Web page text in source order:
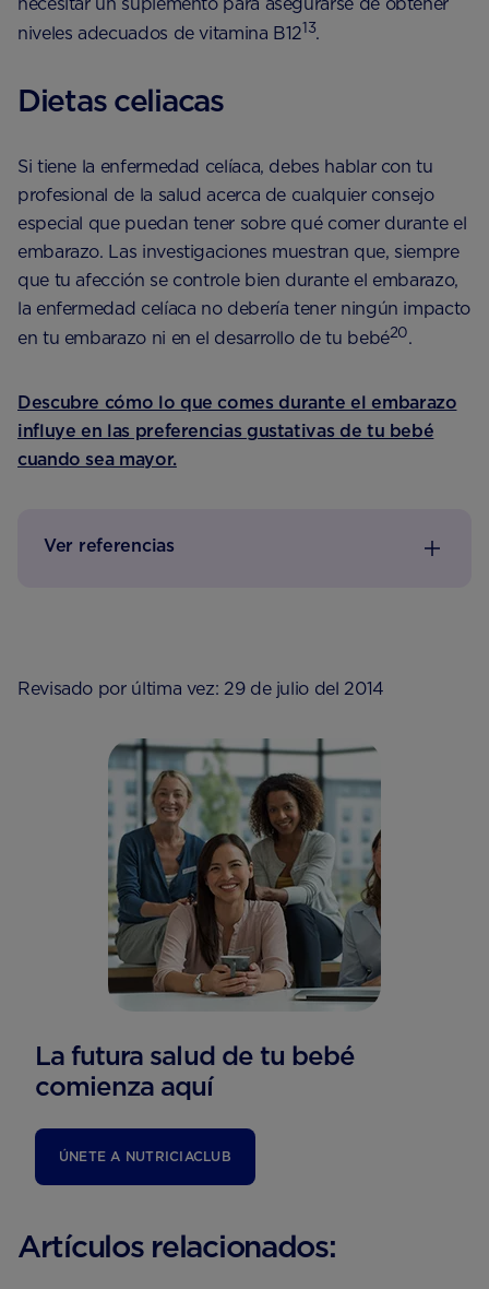
niveles adecuados de vitamina B1213.
Dietas celiacas
Si tiene la enfermedad celíaca, debes hablar con tu
profesional de la salud acerca de cualquier consejo
especial que puedan tener sobre qué comer durante el
embarazo. Las investigaciones muestran que, siempre
que tu afección se controle bien durante el embarazo,
la enfermedad celíaca no debería tener ningún impacto
en tu embarazo ni en el desarrollo de tu bebé20.
Descubre cómo lo que comes durante el embarazo
influye en las preferencias gustativas de tu bebé
cuando sea mayor.
Ver referencias
Revisado por última vez: 29 de julio del 2014
La futura salud de tu bebé
comienza aquí
ÚNETE A NUTRICIACLUB
Artículos relacionados: